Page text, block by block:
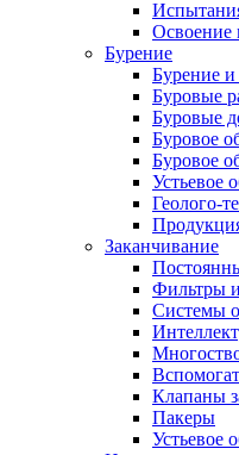
Освоение
Бурение
Бурение
Буровые
Буровые
Буровое
Буровое
Устьевое
Геолого-
Заканчивание
Фильтры
Cистемы
Клапаны
Пакеры
Устьевое